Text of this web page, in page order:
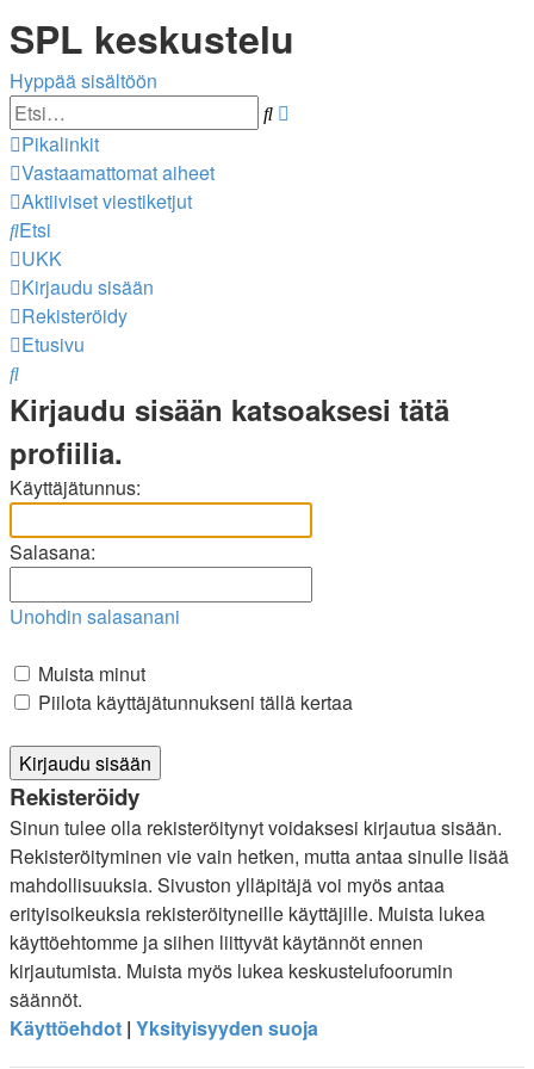
SPL keskustelu
Hyppää sisältöön
Etsi
Pikalinkit
Vastaamattomat aiheet
Aktiiviset viestiketjut
Etsi
UKK
Kirjaudu sisään
Rekisteröidy
Etusivu
Etsi
Kirjaudu sisään katsoaksesi tätä
profiilia.
Käyttäjätunnus:
Salasana:
Unohdin salasanani
Muista minut
Piilota käyttäjätunnukseni tällä kertaa
Rekisteröidy
Sinun tulee olla rekisteröitynyt voidaksesi kirjautua sisään.
Rekisteröityminen vie vain hetken, mutta antaa sinulle lisää
mahdollisuuksia. Sivuston ylläpitäjä voi myös antaa
erityisoikeuksia rekisteröityneille käyttäjille. Muista lukea
käyttöehtomme ja siihen liittyvät käytännöt ennen
kirjautumista. Muista myös lukea keskustelufoorumin
säännöt.
Käyttöehdot | Yksityisyyden suoja